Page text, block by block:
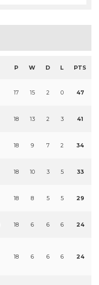
P W D L PTS
17 15 2 0 47
18 13 2 3 41
18 9 7 2 34
18 10 3 5 33
18 8 5 5 29
18 6 6 6 24
18 6 6 6 24